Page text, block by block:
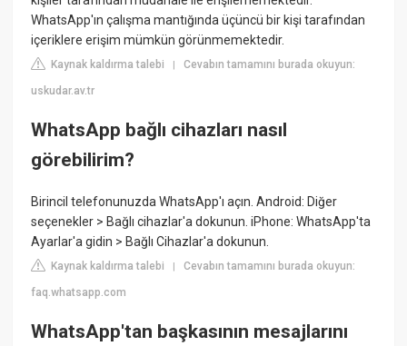
WhatsApp'ın çalışma mantığında üçüncü bir kişi tarafından
içeriklere erişim mümkün görünmemektedir.
Kaynak kaldırma talebi |Cevabın tamamını burada okuyun:
uskudar.av.tr
WhatsApp bağlı cihazları nasıl
görebilirim?
Birincil telefonunuzda WhatsApp'ı açın. Android: Diğer
seçenekler > Bağlı cihazlar'a dokunun. iPhone: WhatsApp'ta
Ayarlar'a gidin > Bağlı Cihazlar'a dokunun.
Kaynak kaldırma talebi |Cevabın tamamını burada okuyun:
faq.whatsapp.com
WhatsApp'tan başkasının mesajlarını